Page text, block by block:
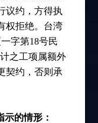
议约，方得执
权拒绝。台湾
字第18号民
之工项属额外
契约，否则承
的情形：